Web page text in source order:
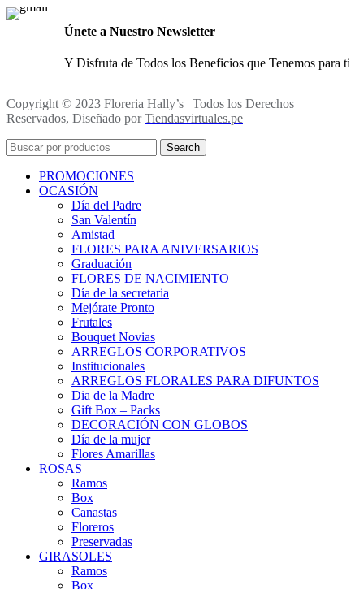
Únete a Nuestro Newsletter
Y Disfruta de Todos los Beneficios que Tenemos para ti
Copyright © 2023 Floreria Hally’s | Todos los Derechos
Reservados, Diseñado porTiendasvirtuales.pe
Search
PROMOCIONES
OCASIÓN
Día del Padre
San Valentín
Amistad
FLORES PARA ANIVERSARIOS
Graduación
FLORES DE NACIMIENTO
Día de la secretaria
Mejórate Pronto
Frutales
Bouquet Novias
ARREGLOS CORPORATIVOS
Institucionales
ARREGLOS FLORALES PARA DIFUNTOS
Dia de la Madre
Gift Box – Packs
DECORACIÓN CON GLOBOS
Día de la mujer
Flores Amarillas
ROSAS
Ramos
Box
Canastas
Floreros
Preservadas
GIRASOLES
Ramos
Box